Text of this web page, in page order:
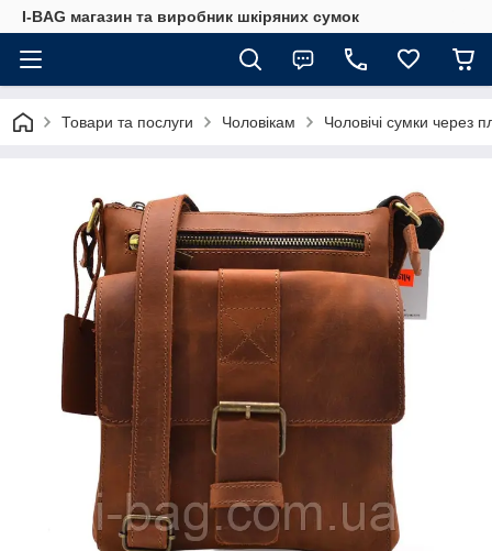
I-BAG магазин та виробник шкіряних сумок
Товари та послуги Чоловікам Чоловічі сумки через